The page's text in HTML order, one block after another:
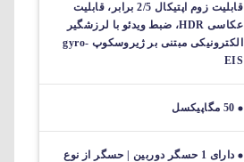
قابلیت زوم اپتیکال 2/5 برابر، قابلیت
عکاسی HDR، ضبط ویدئو با لرزشگیر
الکترونیکی مبتنی بر ژیروسکوپ gyro-
EIS
50 مگاپیکسل
دارای 1 حسگر دوربین | حسگر از نوع